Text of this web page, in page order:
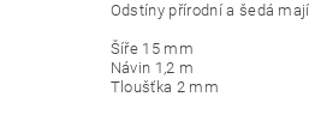
Odstíny přírodní a šedá
Šíře 15 mm
Návin 1,2 m
Tloušťka 2 mm